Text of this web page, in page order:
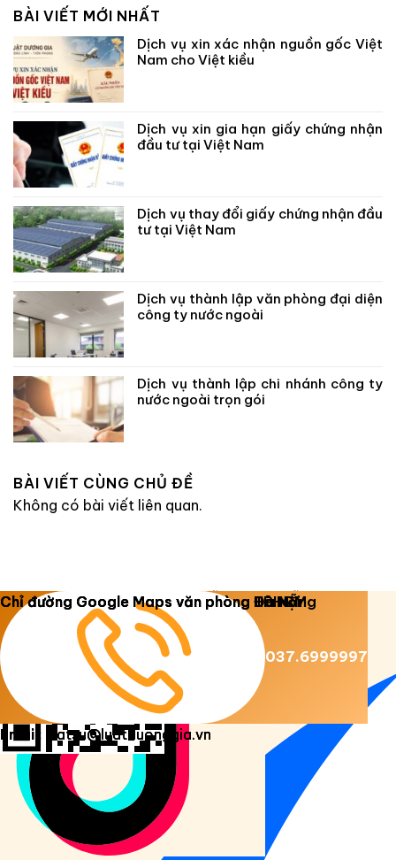
BÀI VIẾT MỚI NHẤT
Dịch vụ xin xác nhận nguồn gốc Việt
Nam cho Việt kiều
Dịch vụ xin gia hạn giấy chứng nhận
đầu tư tại Việt Nam
Dịch vụ thay đổi giấy chứng nhận đầu
tư tại Việt Nam
Dịch vụ thành lập văn phòng đại diện
công ty nước ngoài
Dịch vụ thành lập chi nhánh công ty
nước ngoài trọn gói
BÀI VIẾT CÙNG CHỦ ĐỀ
Không có bài viết liên quan.
Copyright 2026 © Luật Dương Gia